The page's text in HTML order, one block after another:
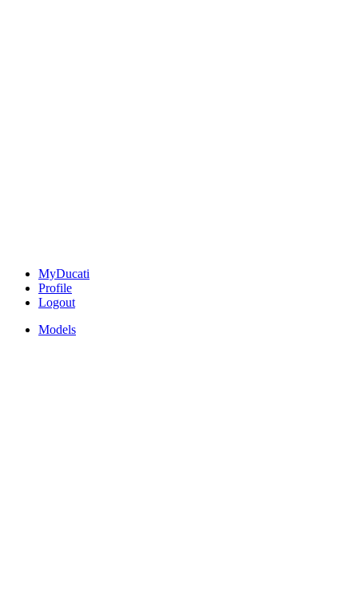
MyDucati
Profile
Logout
Models